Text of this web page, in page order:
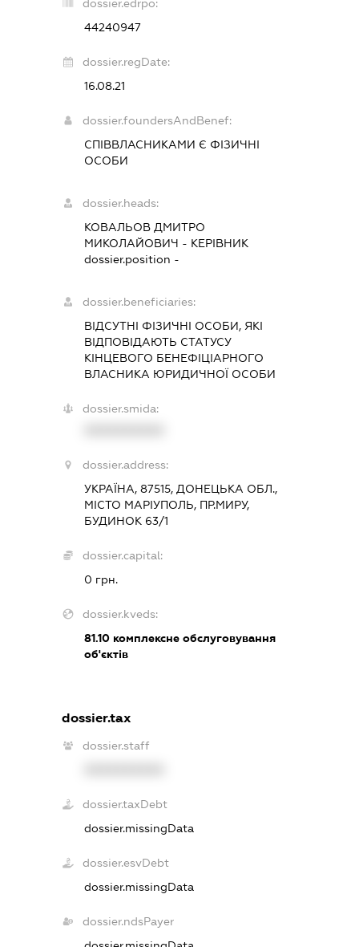
dossier.edrpo:
44240947
dossier.regDate:
16.08.21
dossier.foundersAndBenef:
СПІВВЛАСНИКАМИ Є ФІЗИЧНІ
ОСОБИ
dossier.heads:
КОВАЛЬОВ ДМИТРО
МИКОЛАЙОВИЧ - КЕРІВНИК
dossier.position -
dossier.beneficiaries:
ВІДСУТНІ ФІЗИЧНІ ОСОБИ, ЯКІ
ВІДПОВІДАЮТЬ СТАТУСУ
КІНЦЕВОГО БЕНЕФІЦІАРНОГО
ВЛАСНИКА ЮРИДИЧНОЇ ОСОБИ
dossier.smida:
dossier.address:
УКРАЇНА, 87515, ДОНЕЦЬКА ОБЛ.,
МІСТО МАРІУПОЛЬ, ПР.МИРУ,
БУДИНОК 63/1
dossier.capital:
0 грн.
dossier.kveds:
81.10комплексне обслуговування
об'єктів
dossier.tax
dossier.staff
dossier.taxDebt
dossier.missingData
dossier.esvDebt
dossier.missingData
dossier.ndsPayer